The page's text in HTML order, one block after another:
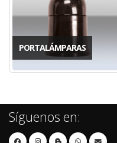
PORTALÁMPARAS
Síguenos en: